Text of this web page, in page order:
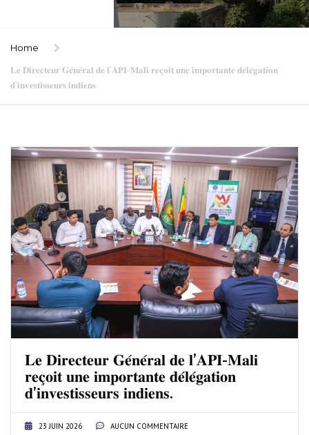
Home
𝐋𝐞 𝐃𝐢𝐫𝐞𝐜𝐭𝐞𝐮𝐫 𝐆𝐞́𝐧𝐞́𝐫𝐚𝐥 𝐝𝐞 𝐥’𝐀𝐏𝐈-𝐌𝐚𝐥𝐢 𝐫𝐞𝐜̧𝐨𝐢𝐭 𝐮𝐧𝐞 𝐢𝐦𝐩𝐨𝐫𝐭𝐚𝐧𝐭𝐞 𝐝𝐞́𝐥𝐞́𝐠𝐚𝐭𝐢𝐨𝐧
𝐝’𝐢𝐧𝐯𝐞𝐬𝐭𝐢𝐬𝐬𝐞𝐮𝐫𝐬 𝐢𝐧𝐝𝐢𝐞𝐧𝐬.
𝐋𝐞 𝐃𝐢𝐫𝐞𝐜𝐭𝐞𝐮𝐫 𝐆𝐞́𝐧𝐞́𝐫𝐚𝐥 𝐝𝐞 𝐥’𝐀𝐏𝐈-𝐌𝐚𝐥𝐢
𝐫𝐞𝐜̧𝐨𝐢𝐭 𝐮𝐧𝐞 𝐢𝐦𝐩𝐨𝐫𝐭𝐚𝐧𝐭𝐞 𝐝𝐞́𝐥𝐞́𝐠𝐚𝐭𝐢𝐨𝐧
𝐝’𝐢𝐧𝐯𝐞𝐬𝐭𝐢𝐬𝐬𝐞𝐮𝐫𝐬 𝐢𝐧𝐝𝐢𝐞𝐧𝐬.
23 JUIN 2026 AUCUN COMMENTAIRE